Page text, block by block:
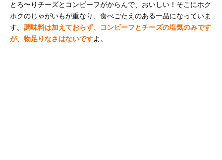
とろ〜りチーズとコンビーフがからんで、おいしい！そこにホク
ホクのじゃがいもが重なり、食べごたえのある一品になっていま
す。 調味料は加えておらず、コンビーフとチーズの塩気のみです
が、物足りなさはないですよ。